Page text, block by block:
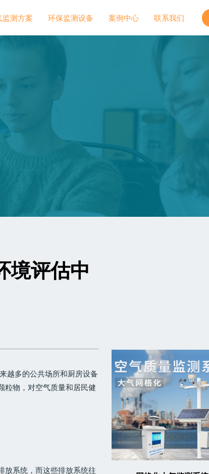
监测方案 环保监测设备 案例中心 联系我们
境评估中
越多的公共场所和厨房设备
粒物，对空气质量和居民健
放系统，而这些排放系统往